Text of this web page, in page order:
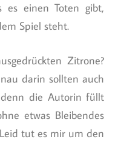
es einen Toten gibt,
Spiel steht.
Zitrone?
darin sollten auch
denn die Autorin füllt
etwas Bleibendes
tut es mir um den